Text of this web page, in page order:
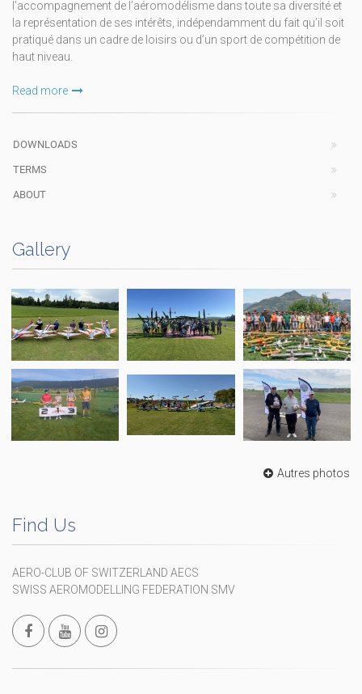
l’accompagnement de l’aéromodélisme dans toute sa diversité et
la représentation de ses intérêts, indépendamment du fait qu’il soit
pratiqué dans un cadre de loisirs ou d’un sport de compétition de
haut niveau.
Read more
DOWNLOADS
TERMS
ABOUT
Gallery
Autres photos
Find Us
AERO-CLUB OF SWITZERLAND AECS
SWISS AEROMODELLING FEDERATION SMV